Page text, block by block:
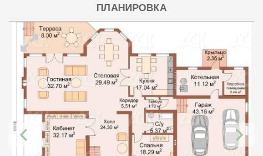
ПЛАНИРОВКА